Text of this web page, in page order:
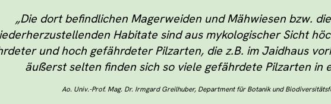
„Die dort befindlichen Magerweiden und Mähwiesen bzw.
Habitate sind aus mykologischer Sicht
und hoch gefährdeter Pilzarten, die z.B. im Jaidhaus
äußerst selten finden sich so viele gefährdete Pilzarten in
Ao. Univ.-Prof. Mag. Dr. Irmgard Greilhuber, Department für Botanik und